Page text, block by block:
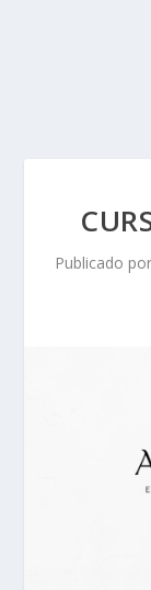
Publicado por